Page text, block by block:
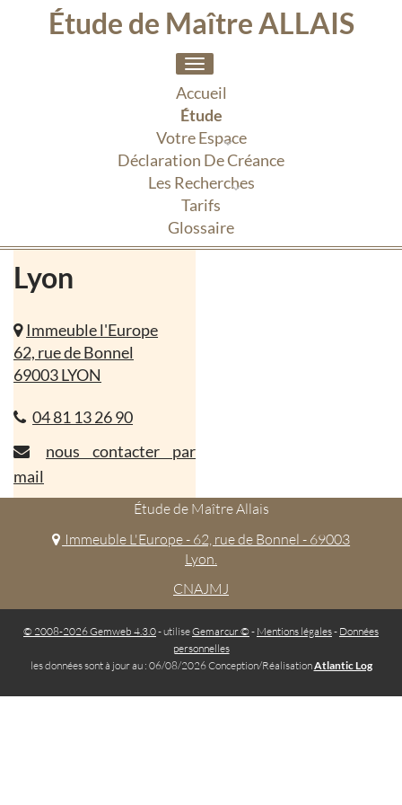
Étude de Maître ALLAIS
Toggle
navigation
Accueil
Étude
Votre Espace
Déclaration De Créance
Les Recherches
Tarifs
Glossaire
Lyon
Immeuble l'Europe
62, rue de Bonnel
69003 LYON
04 81 13 26 90
nous contacter par
mail
Étude de Maître Allais
Immeuble L'Europe - 62, rue de Bonnel - 69003
Lyon.
CNAJMJ
© 2008-2026 Gemweb 4.3.0- utiliseGemarcur © - Mentions légales- Données
personnelles
les données sont à jour au : 06/08/2026 Conception/RéalisationAtlantic Log